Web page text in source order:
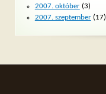
2007. október(3)
2007. szeptember(17)